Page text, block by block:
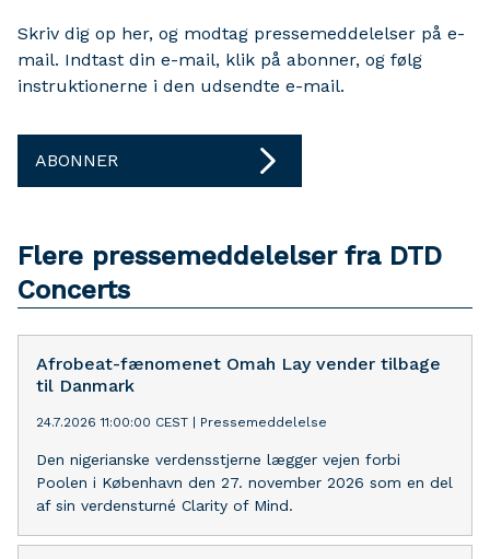
Skriv dig op her, og modtag pressemeddelelser på e-
mail. Indtast din e-mail, klik på abonner, og følg
instruktionerne i den udsendte e-mail.
ABONNER
Flere pressemeddelelser fra DTD
Concerts
Afrobeat-fænomenet Omah Lay vender tilbage
til Danmark
24.7.2026 11:00:00 CEST Pressemeddelelse
Den nigerianske verdensstjerne lægger vejen forbi
Poolen i København den 27. november 2026 som en del
af sin verdensturné Clarity of Mind.